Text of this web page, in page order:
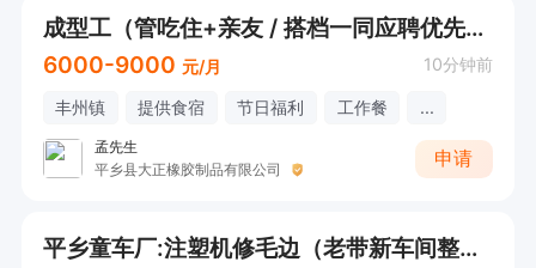
成型工（管吃住+亲友 / 搭档一同应聘优先+长期工 熟手的 活多需要加班时每条再多加1毛钱 ）
6000-9000 元/月 10分钟前
丰州镇 提供食宿 节日福利 工作餐 ...
孟先生
平乡县大正橡胶制品有限公司
申请
平乡童车厂:注塑机修毛边（老带新车间整洁，设立休息区，饮水机，每周**，福利食堂，免费宿舍）